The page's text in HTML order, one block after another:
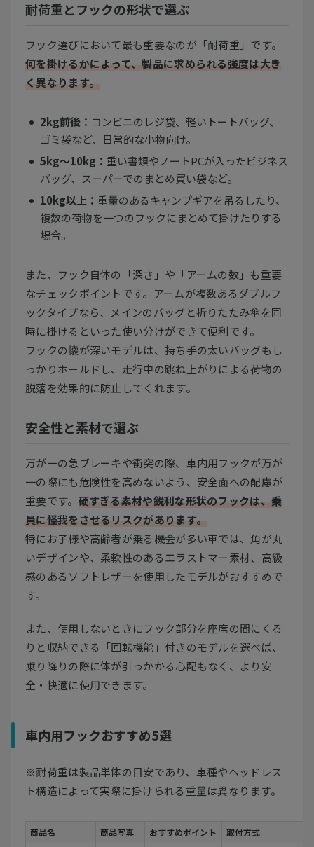
耐荷重とフックの形状で選ぶ
フック選びにおいて最も重要なのが「耐荷重」です。
何を掛けるかによって、製品に求められる強度は大き
く異なります。
2kg前後： コンビニのレジ袋、軽いトートバッグ、
ゴミ袋など、日常的な小物向け。
5kg〜10kg： 重い書類やノートPCが入ったビジネス
バッグ、スーパーでのまとめ買い袋など。
10kg以上： 重量のあるキャンプギアを吊るしたり、
複数の荷物を一つのフックにまとめて掛けたりする
場合。
また、フック自体の「深さ」や「アームの数」も重要
なチェックポイントです。アームが複数あるダブルフ
ックタイプなら、メインのバッグと折りたたみ傘を同
時に掛けるといった使い分けができて便利です。
フックの懐が深いモデルは、持ち手の太いバッグもし
っかりホールドし、走行中の跳ね上がりによる荷物の
脱落を効果的に防止してくれます。
安全性と素材で選ぶ
万が一の急ブレーキや衝突の際、車内用フックが万が
一の際にも危険性を高めないよう、安全面への配慮が
重要です。 硬すぎる素材や鋭利な形状のフックは、乗
員に怪我をさせるリスクがあります。
特にお子様や高齢者が乗る機会が多い車では、角が丸
いデザインや、柔軟性のあるエラストマー素材、高級
感のあるソフトレザーを使用したモデルがおすすめで
す。
また、使用しないときにフック部分を座席の間にくる
りと収納できる「回転機能」付きのモデルを選べば、
乗り降りの際に体が引っかかる心配もなく、より安
全・快適に使用できます。
車内用フックおすすめ5選
※耐荷重は製品単体の目安であり、車種やヘッドレス
ト構造によって実際に掛けられる重量は異なります。
商品名 商品写真 おすすめポイント 取付方式